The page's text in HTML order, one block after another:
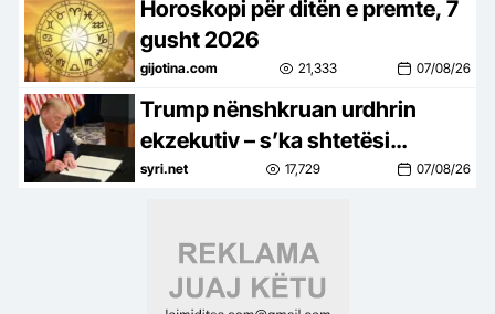
Horoskopi për ditën e premte, 7
gusht 2026
gijotina.com 21,333 07/08/26
Trump nënshkruan urdhrin
ekzekutiv – s’ka shtetësi
amerikane përmes lindjes së
syri.net 17,729 07/08/26